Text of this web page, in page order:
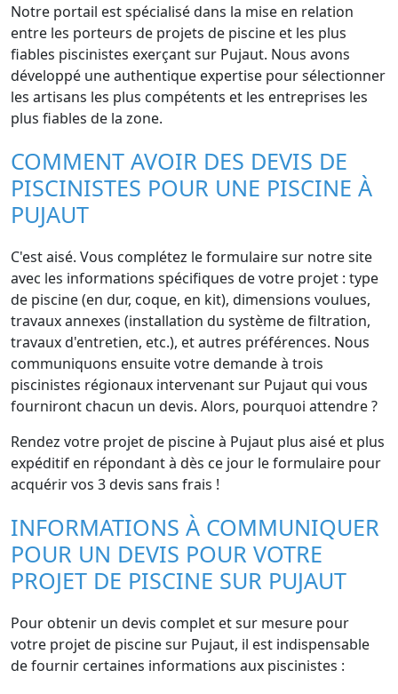
Notre portail est spécialisé dans la mise en relation
entre les porteurs de projets de piscine et les plus
fiables piscinistes exerçant sur Pujaut. Nous avons
développé une authentique expertise pour sélectionner
les artisans les plus compétents et les entreprises les
plus fiables de la zone.
COMMENT AVOIR DES DEVIS DE
PISCINISTES POUR UNE PISCINE À
PUJAUT
C'est aisé. Vous complétez le formulaire sur notre site
avec les informations spécifiques de votre projet : type
de piscine (en dur, coque, en kit), dimensions voulues,
travaux annexes (installation du système de filtration,
travaux d'entretien, etc.), et autres préférences. Nous
communiquons ensuite votre demande à trois
piscinistes régionaux intervenant sur Pujaut qui vous
fourniront chacun un devis. Alors, pourquoi attendre ?
Rendez votre projet de piscine à Pujaut plus aisé et plus
expéditif en répondant à dès ce jour le formulaire pour
acquérir vos 3 devis sans frais !
INFORMATIONS À COMMUNIQUER
POUR UN DEVIS POUR VOTRE
PROJET DE PISCINE SUR PUJAUT
Pour obtenir un devis complet et sur mesure pour
votre projet de piscine sur Pujaut, il est indispensable
de fournir certaines informations aux piscinistes :